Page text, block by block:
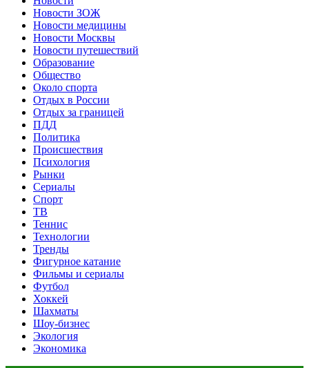
Новости ЗОЖ
Новости медицины
Новости Москвы
Новости путешествий
Образование
Общество
Около спорта
Отдых в России
Отдых за границей
ПДД
Политика
Происшествия
Психология
Рынки
Сериалы
Спорт
ТВ
Теннис
Технологии
Тренды
Фигурное катание
Фильмы и сериалы
Футбол
Хоккей
Шахматы
Шоу-бизнес
Экология
Экономика